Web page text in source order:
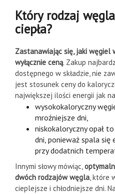
Który rodzaj
ciepła?
Zastanawiając się, jaki węgiel
wyłącznie ceną. Zakup
dostępnego w składzie, nie
jest stosunek ceny do
największej ilości energii jak
wysokokaloryczny
mroźniejsze dni,
niskokaloryczny opał
dni, ponieważ spala
przy dodatnich
Innymi słowy mówiąc,
dwóch rodzajów węgla, które
cieplejsze i chłodniejsze dni.